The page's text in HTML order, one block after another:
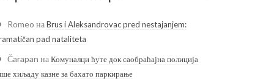
Romeo наBrus i Aleksandrovac pred nestajanjem:
pad nataliteta
Čarapan наКомуналци ћуте док саобраћајна полиција
хиљаду казне за бахато паркирање